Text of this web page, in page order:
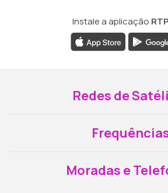
Instale a aplicação
Redes de
Moradas e